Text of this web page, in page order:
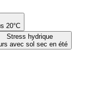
20°C
Stress hydrique
avec sol sec en été